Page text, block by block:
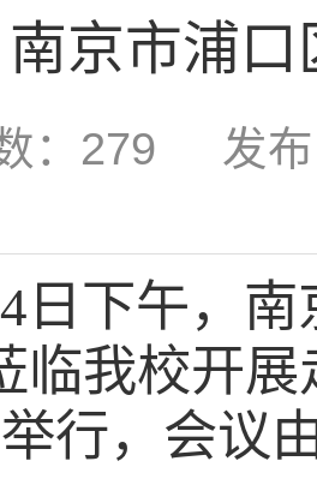
南京市浦
： 279 发布
日下午，
临我校开展
行，会议